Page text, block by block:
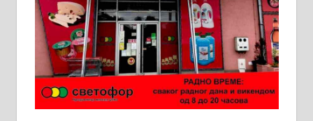
Ало таксију потребан возач са Б
категоријом. 064/02-85-511
Потребна два радника за рад на
стоваришту „Липа промет” у